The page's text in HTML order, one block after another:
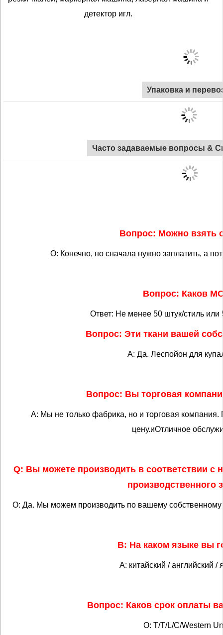
детектор игл.
Упаковка и
Часто задаваемые вопросы &
Вопрос: Можно взять
О: Конечно, но сначала нужно заплатить, а
Вопрос: Каков
Ответ: Не менее 50 штук/стиль или
Вопрос: Эти ткани вашей
А: Да. Леспойон для
Вопрос: Вы торговая
A: Мы не только фабрика, но и торговая
цену.иОтличное
Q: Вы можете производить в соответствии с
производственного
О: Да. Мы можем производить по вашему
В: На каком языке вы
А: китайский / английский /
Вопрос: Каков срок оплаты
О: T/T/L/C/Western